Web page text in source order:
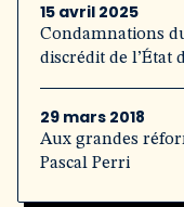
15 avril 2025
Condamnations
discrédit de l’État
29 mars 2018
Aux grandes
Pascal Perri